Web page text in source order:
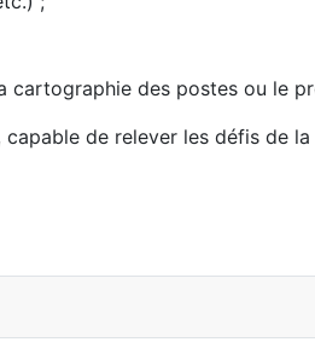
des postes ou le
de relever les défis de
de vie